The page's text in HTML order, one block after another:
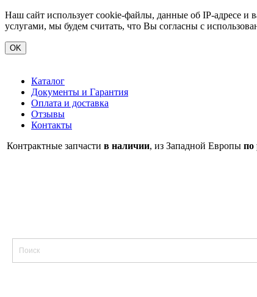
Наш сайт использует cookie-файлы, данные об IP-адресе
услугами, мы будем считать, что Вы согласны с
OK
Каталог
Документы и Гарантия
Оплата и доставка
Отзывы
Контакты
Контрактные запчасти в наличии, из Западной Европы по